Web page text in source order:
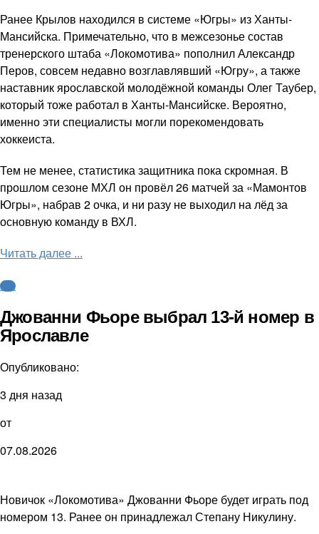
Ранее Крылов находился в системе «Югры» из Ханты-
Мансийска. Примечательно, что в межсезонье состав
тренерского штаба «Локомотива» пополнил Александр
Перов, совсем недавно возглавлявший «Югру», а также
наставник ярославской молодёжной команды Олег Таубер,
который тоже работал в Ханты-Мансийске. Вероятно,
именно эти специалисты могли порекомендовать
хоккеиста.
Тем не менее, статистика защитника пока скромная. В
прошлом сезоне МХЛ он провёл 26 матчей за «Мамонтов
Югры», набрав 2 очка, и ни разу не выходил на лёд за
основную команду в ВХЛ.
Читать далее ...
КХЛ
Джованни Фьоре выбрал 13-й номер в
Ярославле
Опубликовано:
3 дня назад
от
07.08.2026
Новичок «Локомотива» Джованни Фьоре будет играть под
номером 13. Ранее он принадлежал Степану Никулину.